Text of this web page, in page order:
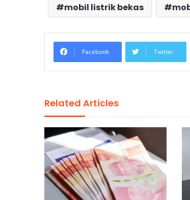
mobil listrik bekas
Facebook Twitter
Related Articles